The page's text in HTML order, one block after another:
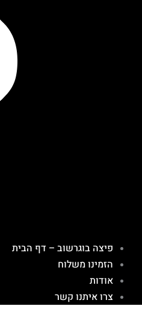
פיצה בוגרשוב – דף הבית
הזמינו משלוח
אודות
צרו איתנו קשר